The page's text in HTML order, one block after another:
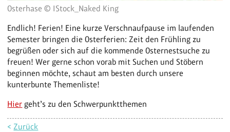
Osterhase © IStock_Naked King
Endlich! Ferien! Eine kurze Verschnaufpause im laufenden
Semester bringen die Osterferien: Zeit den Frühling zu
begrüßen oder sich auf die kommende Osternestsuche zu
freuen! Wer gerne schon vorab mit Suchen und Stöbern
beginnen möchte, schaut am besten durch unsere
kunterbunte Themenliste!
Hier geht’s zu den Schwerpunktthemen
<Zurück